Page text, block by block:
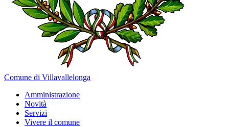
Comune di Villavallelonga
Amministrazione
Novità
Servizi
Vivere il comune